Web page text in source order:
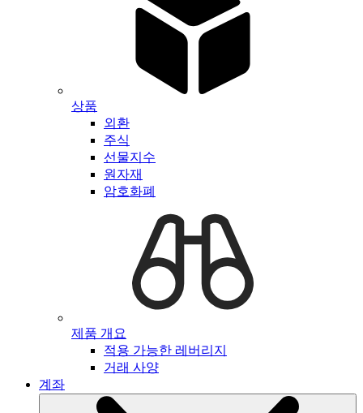
상품
외환
주식
선물지수
원자재
암호화폐
제품 개요
적용 가능한 레버리지
거래 사양
계좌